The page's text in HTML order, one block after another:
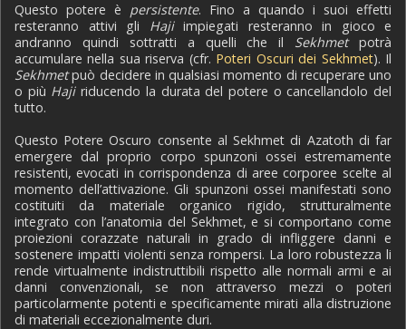
Questo potere è persistente. Fino a quando i suoi effetti
resteranno attivi gli Hajiimpiegati resteranno in gioco e
andranno quindi sottratti a quelli che il Sekhmetpotrà
accumulare nella sua riserva (cfr. Poteri Oscuri dei Sekhmet). Il
Sekhmetpuò decidere in qualsiasi momento di recuperare uno
o più Hajiriducendo la durata del potere o cancellandolo del
tutto.
Questo Potere Oscuro consente al Sekhmet di Azatoth di far
emergere dal proprio corpo spunzoni ossei estremamente
resistenti, evocati in corrispondenza di aree corporee scelte al
momento dell’attivazione. Gli spunzoni ossei manifestati sono
costituiti da materiale organico rigido, strutturalmente
integrato con l’anatomia del Sekhmet, e si comportano come
proiezioni corazzate naturali in grado di infliggere danni e
sostenere impatti violenti senza rompersi. La loro robustezza li
rende virtualmente indistruttibili rispetto alle normali armi e ai
danni convenzionali, se non attraverso mezzi o poteri
particolarmente potenti e specificamente mirati alla distruzione
di materiali eccezionalmente duri.